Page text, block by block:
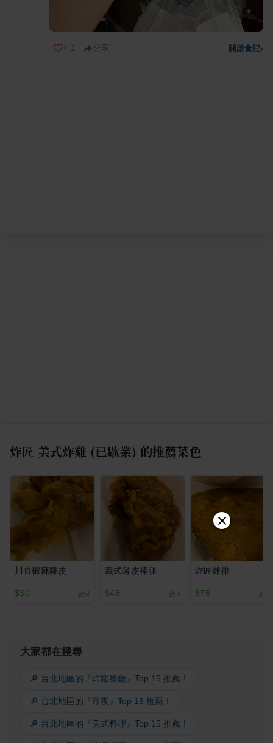
+ 1 分享 開啟食記›
炸匠 美式炸雞 (已歇業) 的推薦菜色
川香椒麻雞皮
$30 2
義式薄皮棒腿
$45 3
炸匠雞排
$75
大家都在搜尋
🔎 台北地區的『炸雞餐廳』Top 15 推薦！
🔎 台北地區的『宵夜』Top 15 推薦！
🔎 台北地區的『美式料理』Top 15 推薦！